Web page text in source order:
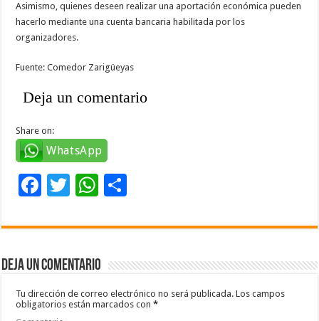
Asimismo, quienes deseen realizar una aportación económica pueden
hacerlo mediante una cuenta bancaria habilitada por los
organizadores.
Fuente: Comedor Zarigüeyas
Deja un comentario
Share on:
WhatsApp
F
e
b
o
o
T
tt
er
W
at
sA
p
p
m
ar
ti
Deja un comentario
Tu dirección de correo electrónico no será publicada. Los campos
obligatorios están marcados con*